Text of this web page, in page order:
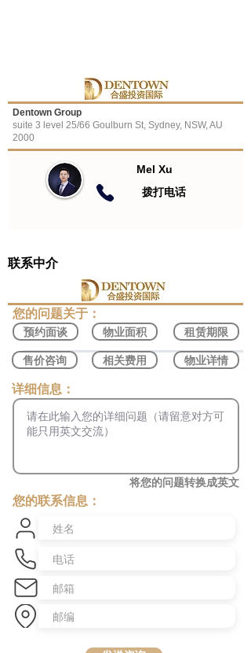
Dentown Group
suite 3 level 25/66 Goulburn St, Sydney, NSW, AU
2000
Mel Xu
​拨打电话
联系中介
​您的问题关于：
预约面谈
售价咨询
物业面积
相关费用
租赁期限
物业详情
​详细信息：
将您的问题转换成英文
您的联系信息：